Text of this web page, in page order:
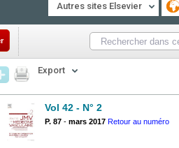
Autres sites Elsevier
Export
Vol 42 - N° 2
P. 87 - mars 2017 Retour au numéro